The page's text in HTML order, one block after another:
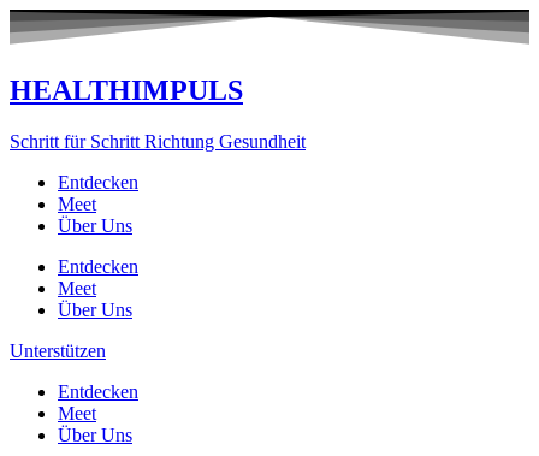
Zum
Inhalt
HEALTHIMPULS
Schritt für Schritt Richtung Gesundheit
Entdecken
Meet
Über Uns
Entdecken
Meet
Über Uns
Unterstützen
Entdecken
Meet
Über Uns